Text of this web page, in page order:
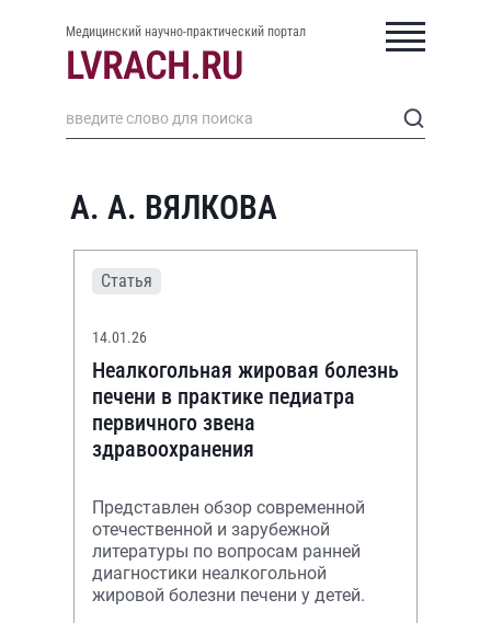
Медицинский научно-практический портал
А. А. ВЯЛКОВА
Статья
14.01.26
Неалкогольная жировая болезнь
печени в практике педиатра
первичного звена
здравоохранения
Представлен обзор современной
отечественной и зарубежной
литературы по вопросам ранней
диагностики неалкогольной
жировой болезни печени у детей.